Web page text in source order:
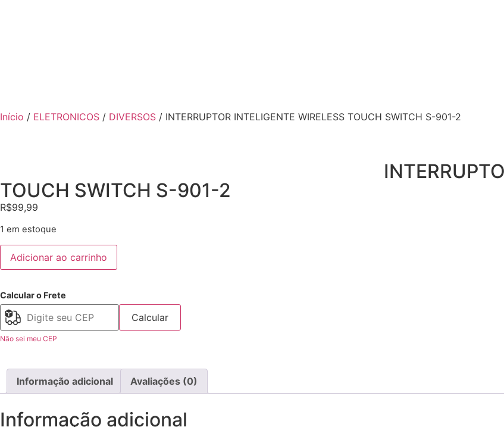
Início / ELETRONICOS / DIVERSOS / INTERRUPTOR INTELIGENTE WIRELESS TOUCH SWITCH S-901-2
TOUCH SWITCH S-901-2
R$99,99
1 em estoque
Adicionar ao carrinho
Calcular o Frete
Calcular
Não sei meu CEP
Informação adicional Avaliações (0)
Informação adicional